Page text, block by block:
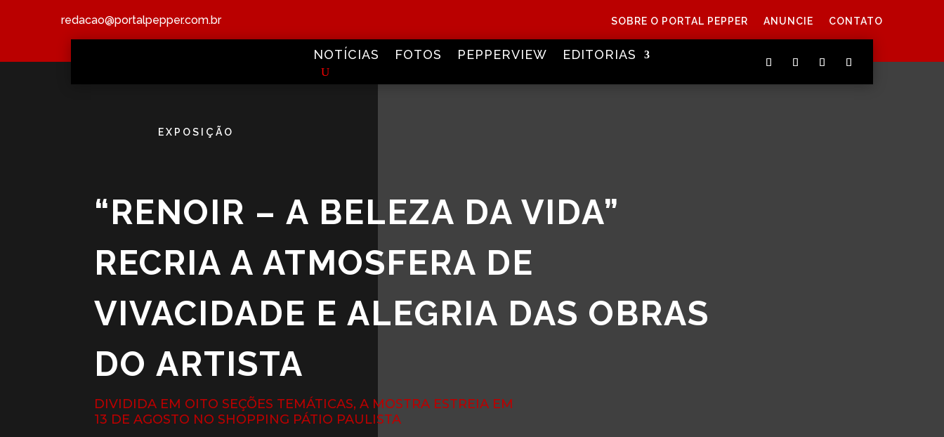
redacao@portalpepper.com.br SOBRE O PORTAL PEPPER ANUNCIE CONTATO
NOTÍCIAS FOTOS PEPPERVIEW EDITORIAS
EXPOSIÇÃO
“RENOIR – A BELEZA DA VIDA”
RECRIA A ATMOSFERA DE
VIVACIDADE E ALEGRIA DAS OBRAS
DO ARTISTA
DIVIDIDA EM OITO SEÇÕES TEMÁTICAS, A MOSTRA ESTREIA EM
13 DE AGOSTO NO SHOPPING PÁTIO PAULISTA